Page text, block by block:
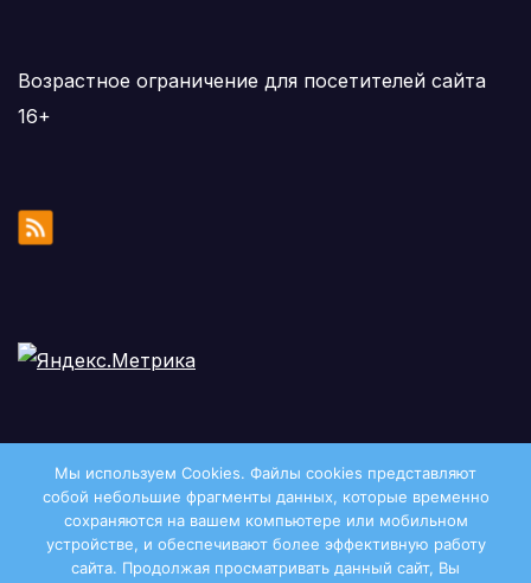
Возрастное ограничение для посетителей сайта
16+
Мы используем Cookies. Файлы сookies представляют
собой небольшие фрагменты данных, которые временно
сохраняются на вашем компьютере или мобильном
устройстве, и обеспечивают более эффективную работу
сайта. Продолжая просматривать данный сайт, Вы